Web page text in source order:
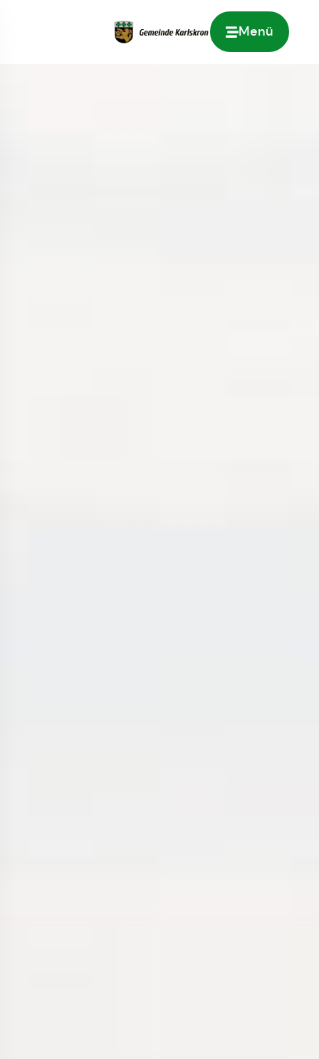
Menü